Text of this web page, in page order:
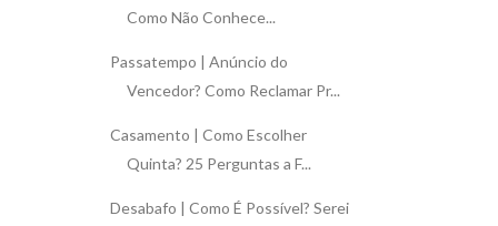
Como Não Conhece...
Passatempo | Anúncio do
Vencedor? Como Reclamar Pr...
Casamento | Como Escolher
Quinta? 25 Perguntas a F...
Desabafo | Como É Possível? Serei